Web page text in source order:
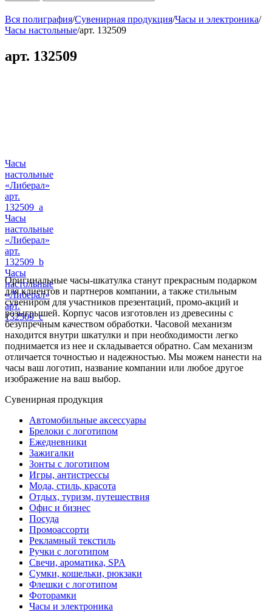
Вся полиграфия/Сувенирная продукция/Часы и электроника/
Часы настольные/арт. 132509
арт. 132509
Часы
настольные
«Либерал»
арт.
132509_a
Часы
настольные
«Либерал»
арт.
132509_b
Часы
настольные
«Либерал»
арт.
132509_c
Оригинальные часы-шкатулка станут прекрасным подарком
для клиентов и партнеров компании, а также стильным
сувениром для участников презентаций, промо-акций и
розыгрышей. Корпус часов изготовлен из древесины с
безупречным качеством обработки. Часовой механизм
находится внутри шкатулки и при необходимости легко
поднимается из нее и складывается обратно. Сам механизм
отличается точностью и надежностью. Мы можем нанести на
часы ваш логотип, название компании или любое другое
изображение на ваш выбор.
Сувенирная продукция
Автомобильные аксессуары
Брелоки с логотипом
Ежедневники
Зажигалки
Зонты с логотипом
Игры, антистрессы
Мода, стиль, красота
Отдых, туризм, путешествия
Офис и бизнес
Посуда
Промоассорти
Рекламный текстиль
Ручки с логотипом
Свечи, ароматика, SPA
Сумки, кошельки, рюкзаки
Флешки с логотипом
Фоторамки
Часы и электроника